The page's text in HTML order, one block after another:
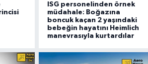
ISG personelinden örnek
müdahale: Boğazına
boncuk kaçan 2 yaşındaki
bebeğin hayatını Heimlich
manevrasıyla kurtardılar